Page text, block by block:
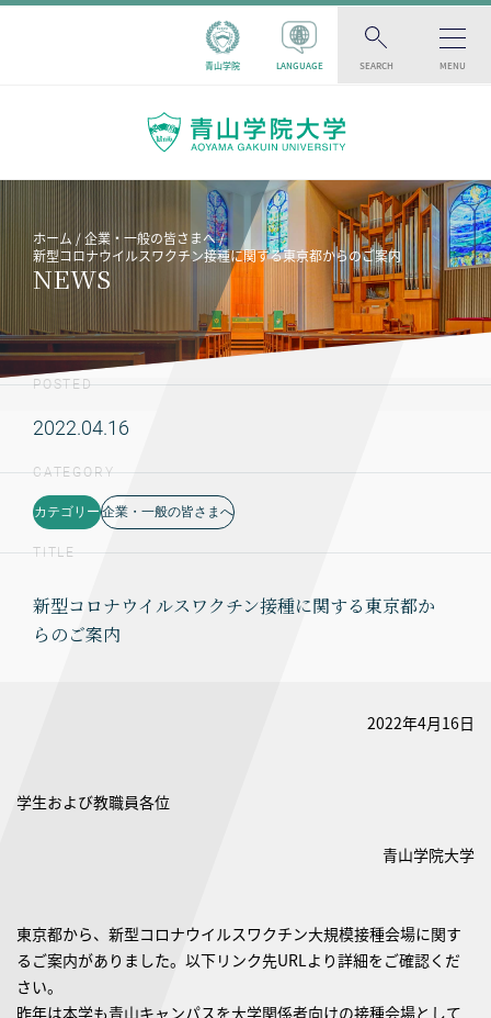
青山学院 LANGUAGE SEARCH MENU
ホーム
企業・一般の皆さまへ
新型コロナウイルスワクチン接種に関する東京都からのご案内
NEWS
POSTED
2022.04.16
CATEGORY
カテゴリー 企業・一般の皆さまへ
TITLE
新型コロナウイルスワクチン接種に関する東京都か
らのご案内
2022年4月16日
学生および教職員各位
青山学院大学
東京都から、新型コロナウイルスワクチン大規模接種会場に関す
るご案内がありました。以下リンク先URLより詳細をご確認くだ
さい。
昨年は本学も青山キャンパスを大学関係者向けの接種会場として